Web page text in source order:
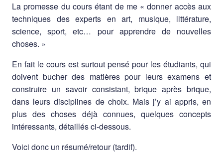
La promesse du cours étant de me « donner accès aux
techniques des experts en art, musique, littérature,
science, sport, etc… pour apprendre de nouvelles
choses. »
En fait le cours est surtout pensé pour les étudiants, qui
doivent bucher des matières pour leurs examens et
construire un savoir consistant, brique après brique,
dans leurs disciplines de choix. Mais j’y ai appris, en
plus des choses déjà connues, quelques concepts
intéressants, détaillés ci-dessous.
Voici donc un résumé/retour (tardif).